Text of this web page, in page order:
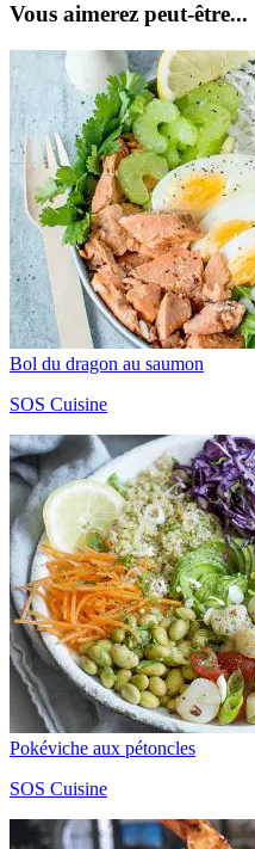
Vous aimerez peut-être...
Bol du dragon au saumon
SOS Cuisine
Pokéviche aux pétoncles
SOS Cuisine